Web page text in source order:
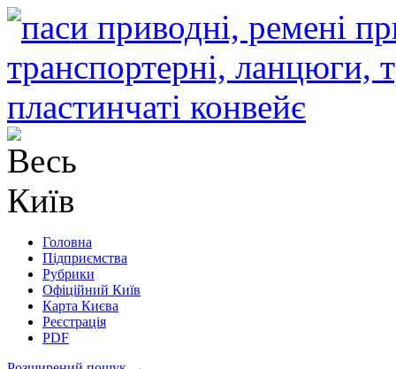
Головна
Підприємства
Рубрики
Офіційний Київ
Карта Києва
Реєстрація
PDF